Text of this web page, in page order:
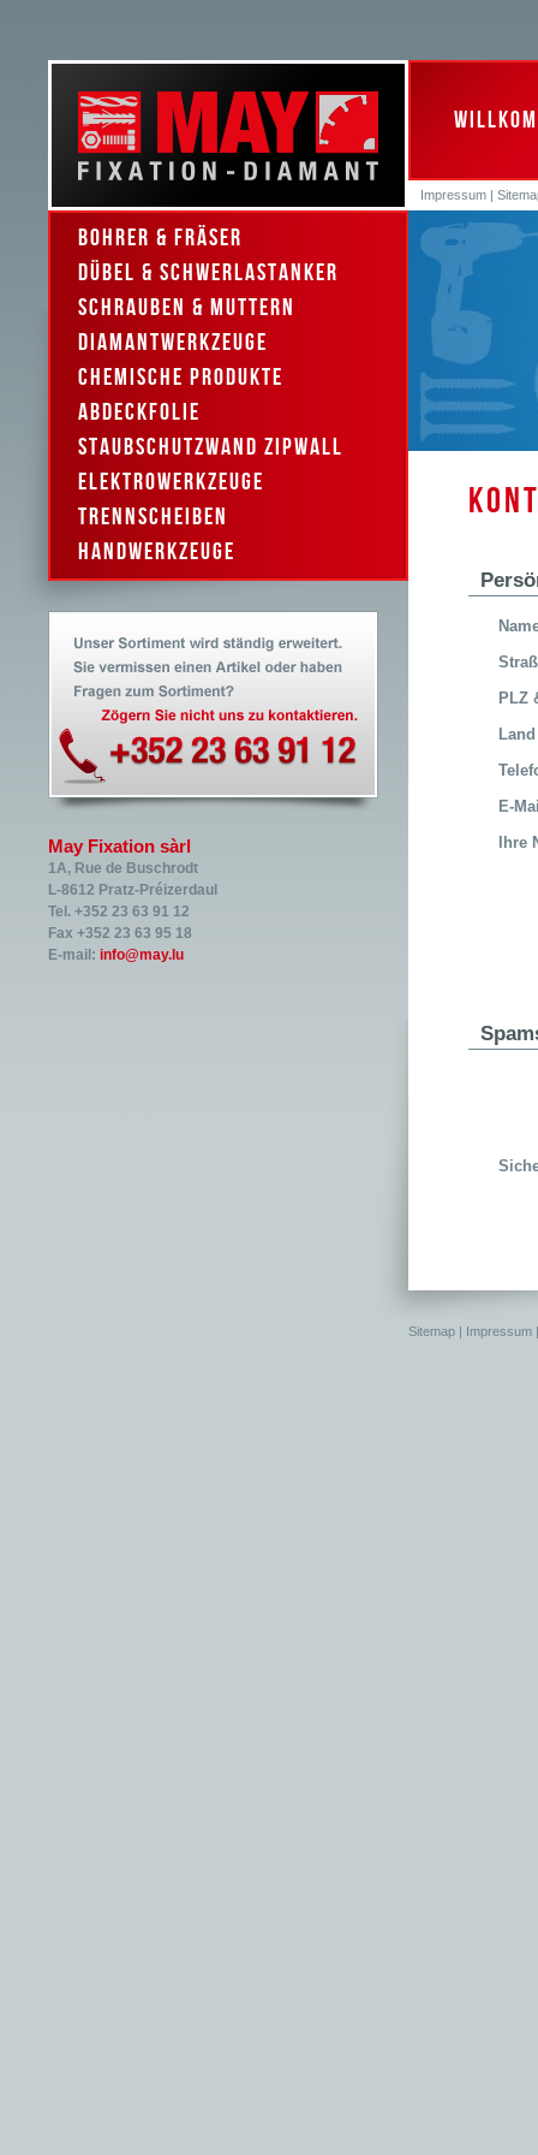
Impressum |
Bohrer & Fräser
Dübel & Schwerlastanker
Schrauben & Muttern
Diamantwerkzeuge
Chemische Produkte
Abdeckfolie
Staubschutzwand Zipwall
Elektrowerkzeuge
Trennscheiben
Handwerkzeuge
May Fixation sàrl
1A, Rue de Buschrodt
L-8612 Pratz-Préizerdaul
Tel. +352 23 63 91 12
Fax +352 23 63 95 18
E-mail: info@may.lu
PLZ
Land
E-
Sitemap | Impressum